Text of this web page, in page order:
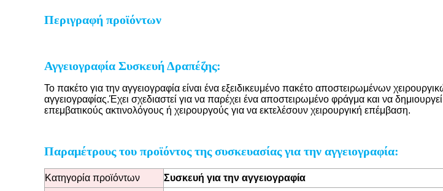
Περιγραφή προϊόντων
Αγγειογραφία Συσκευή Δραπέζης:
Το πακέτο για την αγγειογραφία είναι ένα εξειδικευμένο πακέτο αποστειρωμένων
αγγειογραφίας.Έχει σχεδιαστεί για να παρέχει ένα αποστειρωμένο φράγμα και να
επεμβατικούς ακτινολόγους ή χειρουργούς για να εκτελέσουν χειρουργική επέμβαση.
Παραμέτρους του προϊόντος της συσκευασίας για την αγγειογραφία:
Κατηγορία προϊόντων
Συσκευή για την αγγειογραφία